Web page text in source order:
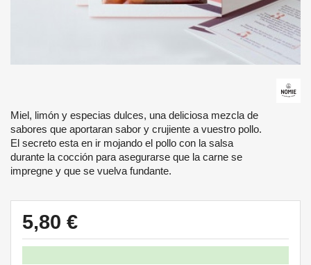
Miel, limón y especias dulces, una deliciosa mezcla de
sabores que aportaran sabor y crujiente a vuestro pollo.
El secreto esta en ir mojando el pollo con la salsa
durante la cocción para asegurarse que la carne se
impregne y que se vuelva fundante.
5,80 €